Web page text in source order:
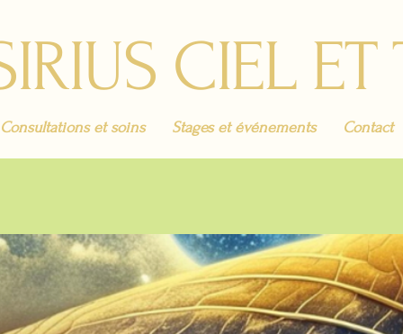
Consultations et soins Stages et événements Contact
CIEL ET